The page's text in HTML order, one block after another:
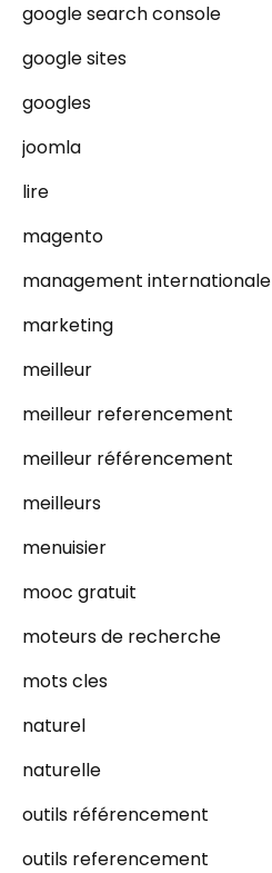
google search console
google sites
googles
joomla
lire
magento
management internationale
marketing
meilleur
meilleur referencement
meilleur référencement
meilleurs
menuisier
mooc gratuit
moteurs de recherche
mots cles
naturel
naturelle
outils référencement
outils referencement